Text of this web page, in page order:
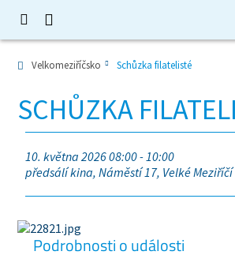
Velkomeziříčsko Schůzka filatelisté
SCHŮZKA
10. května 2026 08:00 - 10:00
předsálí kina, Náměstí 17, Velké Meziříčí
Podrobnosti o události